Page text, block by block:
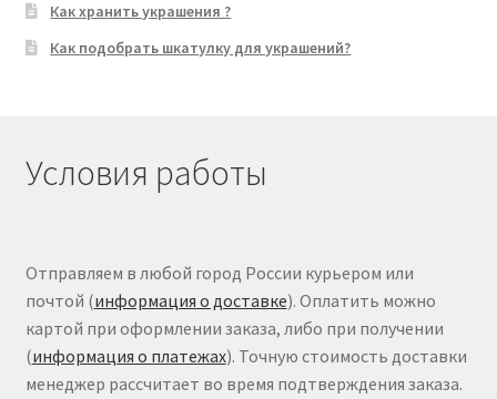
Как хранить украшения ?
Как подобрать шкатулку для украшений?
Условия работы
Отправляем в любой город России курьером или
почтой (информация о доставке). Оплатить можно
картой при оформлении заказа, либо при получении
(информация о платежах). Точную стоимость доставки
менеджер рассчитает во время подтверждения заказа.